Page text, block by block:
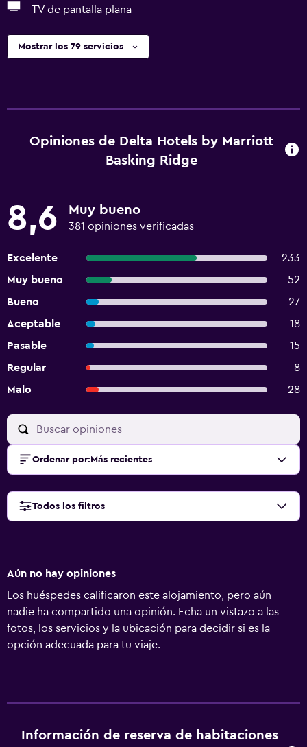
TV de pantalla plana
Mostrar los 79 servicios
Opiniones de Delta Hotels by Marriott
Basking Ridge
8,6 Muy bueno
381 opiniones verificadas
Excelente
233
Muy bueno
52
Bueno
27
Aceptable
18
Pasable
15
Regular
8
Malo
28
Ordenar por: Más recientes
Todos los filtros
Aún no hay opiniones
Los huéspedes calificaron este alojamiento, pero aún
nadie ha compartido una opinión. Echa un vistazo a las
fotos, los servicios y la ubicación para decidir si es la
opción adecuada para tu viaje.
Información de reserva de habitaciones